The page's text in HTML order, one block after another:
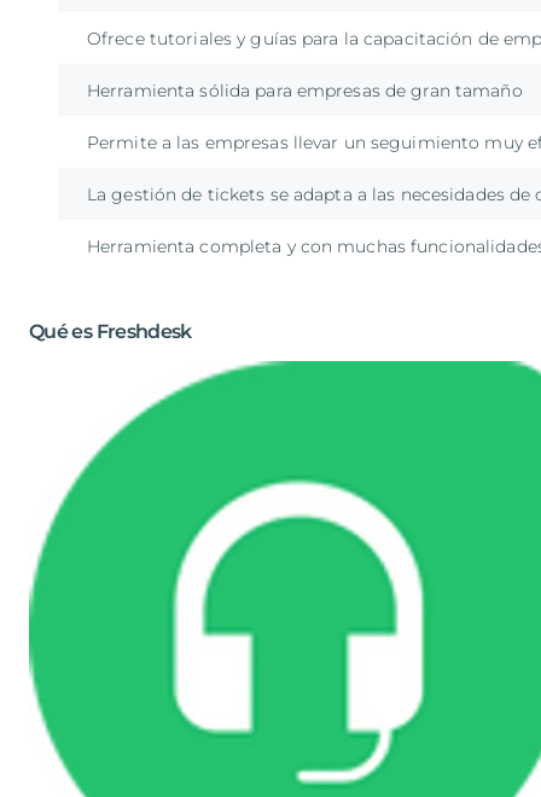
Ofrece tutoriales y guías para la capacitación de
Herramienta sólida para empresas de gran tamaño
Permite a las empresas llevar un seguimiento muy
La gestión de tickets se adapta a las necesidades de
Herramienta completa y con muchas
Qué es Freshdesk